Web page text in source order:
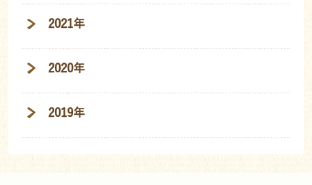
2021年
2020年
2019年